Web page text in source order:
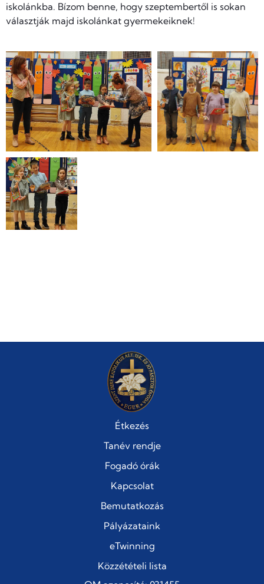
iskolánkba. Bízom benne, hogy szeptembertől is sokan
választják majd iskolánkat gyermekeiknek!
Étkezés
Tanév rendje
Fogadó órák
Kapcsolat
Bemutatkozás
Pályázataink
eTwinning
Közzétételi lista